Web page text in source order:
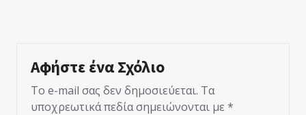
Αφήστε ένα Σχόλιο
Το e-mail σας δεν δημοσιεύεται. Τα
υποχρεωτικά πεδία σημειώνονται με *